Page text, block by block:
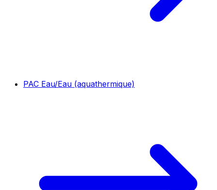
PAC Eau/Eau (aquathermique)